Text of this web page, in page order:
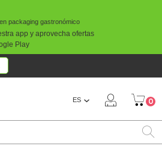
packaging gastronómico
app y aprovecha ofertas
Play
ES 0